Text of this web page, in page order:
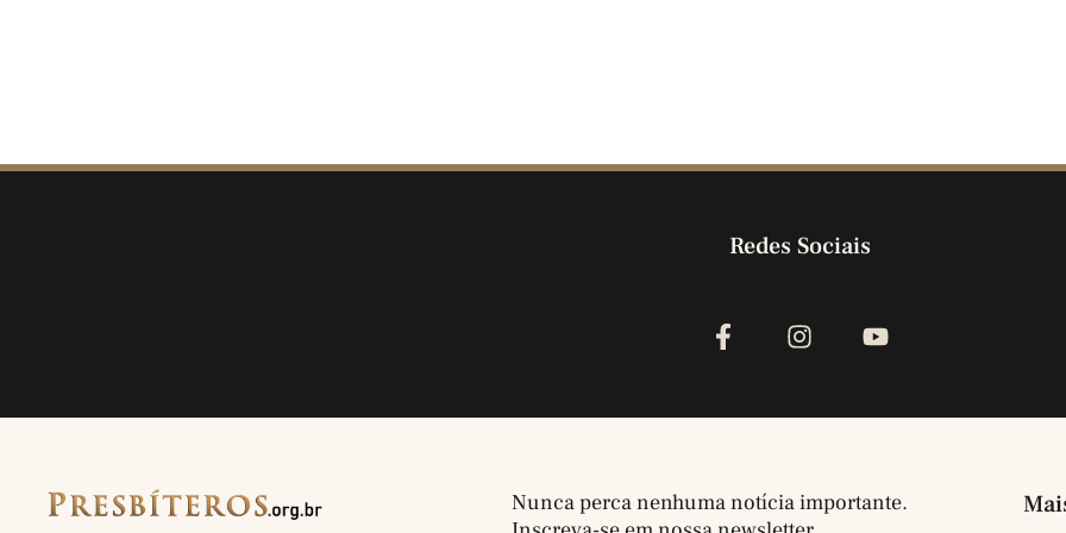
Redes Sociais
Nunca perca nenhuma notícia importante.